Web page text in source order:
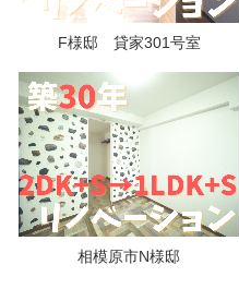
F様邸 貸家301号室
相模原市N様邸